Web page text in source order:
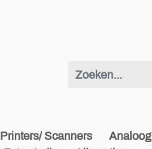
Printers/ Scanners Analoog